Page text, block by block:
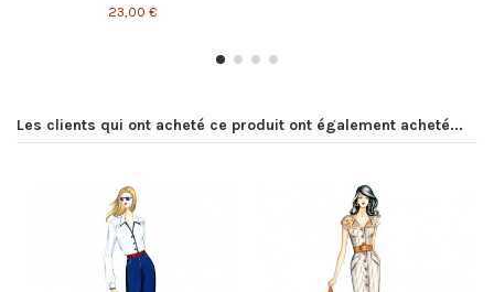
23,00 €
Les clients qui ont acheté ce produit ont également acheté...